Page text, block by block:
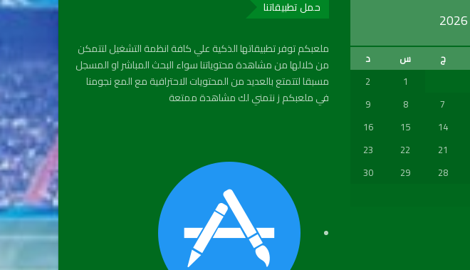
ج س
د
1
2
7
8
9
14
15
16
21
22
23
28
29
30
حمل تطبيقاتنا
ملعبكم توفر تطبيقاتها الذكية علي كافة انظمة التشغيل لتتمكن
من خلالها من مشاهدة محتوياتنا سواء البحث المباشر او المسجل
مسبقا لتتمتع بالعديد من المحتويات الاحترافية مع المع نجومنا
في ملعبكم ز نتمني لك مشاهدة ممتعة